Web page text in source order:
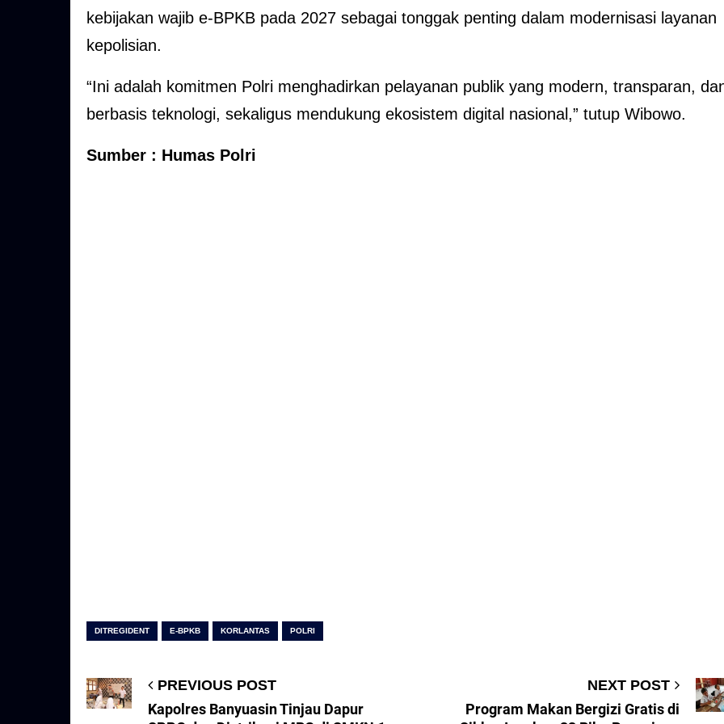
kebijakan wajib e-BPKB pada 2027 sebagai tonggak penting dalam modernisasi layanan
kepolisian.
“Ini adalah komitmen Polri menghadirkan pelayanan publik yang modern, transparan,
berbasis teknologi, sekaligus mendukung ekosistem digital nasional,” tutup Wibowo.
Sumber : Humas Polri
DITREGIDENT E-BPKB KORLANTAS POLRI
PREVIOUS POST
Kapolres Banyuasin Tinjau Dapur
NEXT POST
Program Makan Bergizi Gratis di